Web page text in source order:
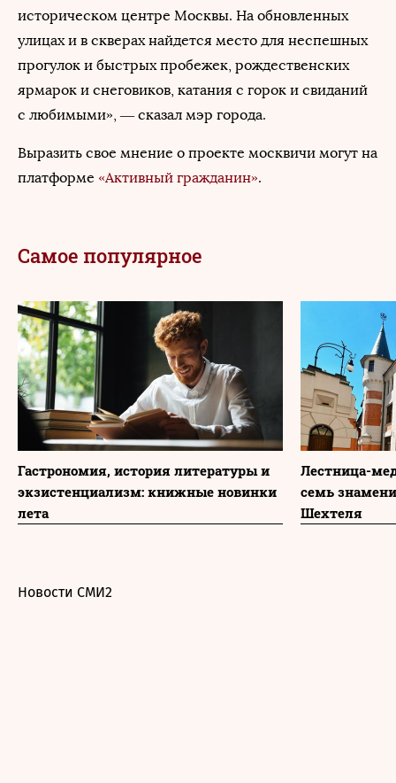
историческом центре Москвы. На обновленных
улицах и в скверах найдется место для неспешных
прогулок и быстрых пробежек, рождественских
ярмарок и снеговиков, катания с горок и свиданий
с любимыми», — сказал мэр города.
Выразить свое мнение о проекте москвичи могут на
платформе «Активный гражданин».
Самое популярное
Гастрономия, история литературы и
экзистенциализм: книжные новинки
лета
Лестница-
семь
Шехтеля
Новости СМИ2